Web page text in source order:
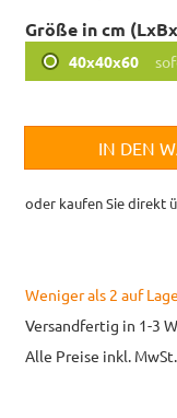
Größe in cm
40x40x60
IN DEN
oder kaufen Sie direkt
Weniger als 2 auf
Versandfertig in 1-3
Alle Preise inkl. MwSt.